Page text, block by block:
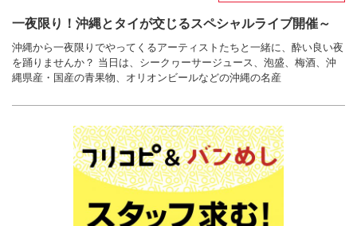
一夜限り！沖縄とタイが交じるスペシャルライブ開催～
沖縄から一夜限りでやってくるアーティストたちと一緒に、酔い良い夜
を踊りませんか？ 当日は、シークヮーサージュース、泡盛、梅酒、沖
縄県産・国産の青果物、オリオンビールなどの沖縄の名産